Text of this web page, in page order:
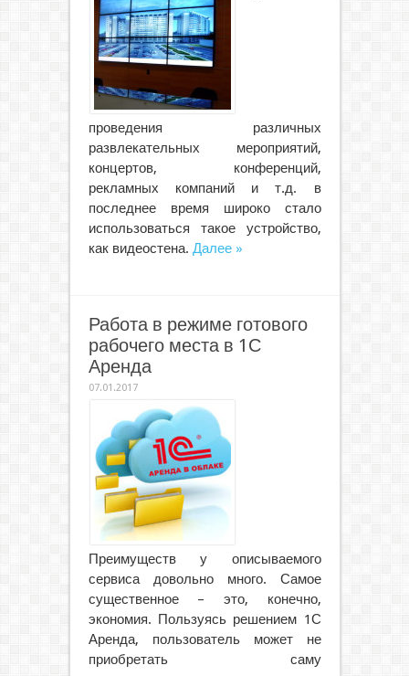
проведения различных
развлекательных мероприятий,
концертов, конференций,
рекламных компаний и т.д. в
последнее время широко стало
использоваться такое устройство,
как видеостена. Далее »
Работа в режиме готового
рабочего места в 1С
Аренда
07.01.2017
Преимуществ у описываемого
сервиса довольно много. Самое
существенное – это, конечно,
экономия. Пользуясь решением 1С
Аренда, пользователь может не
приобретать саму